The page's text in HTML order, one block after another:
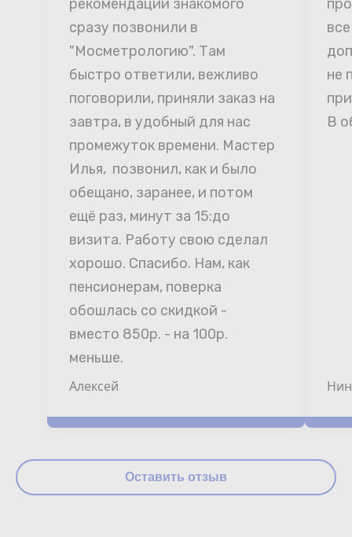
рекомендации знакомого
сразу позвонили в
"Мосметрологию". Там
быстро ответили, вежливо
поговорили, приняли заказ на
завтра, в удобный для нас
промежуток времени. Мастер
Илья,  позвонил, как и было
обещано, заранее, и потом
ещё раз, минут за 15:до
визита. Работу свою сделал
хорошо. Спасибо. Нам, как
пенсионерам, поверка
обошлась со скидкой -
вместо 850р. - на 100р.
меньше.
Алексей
не
В
Оставить отзыв